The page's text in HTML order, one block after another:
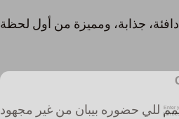
جذابة، ومميزة من أول لحظة
للي حضوره بيبان من غير مجهود